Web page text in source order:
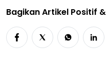
Bagikan Artikel Positif